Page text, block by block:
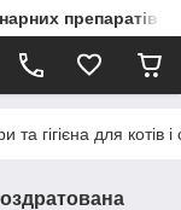
препаратів
та гігієна для котів і